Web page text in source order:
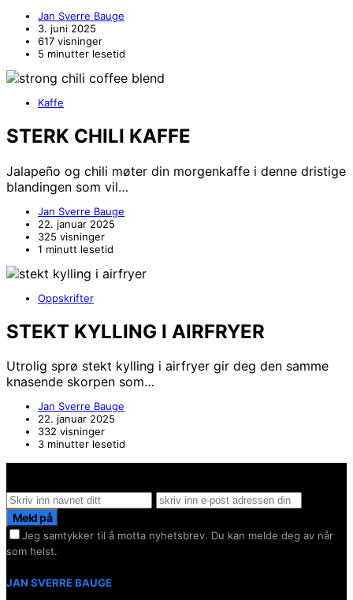
Jan Sverre Bauge
3. juni 2025
617 visninger
5 minutter lesetid
Kaffe
STERK CHILI KAFFE
Jalapeño og chili møter din morgenkaffe i denne dristige
blandingen som vil…
Jan Sverre Bauge
22. januar 2025
325 visninger
1 minutt lesetid
Oppskrifter
STEKT KYLLING I AIRFRYER
Utrolig sprø stekt kylling i airfryer gir deg den samme
knasende skorpen som…
Jan Sverre Bauge
22. januar 2025
332 visninger
3 minutter lesetid
Meld på
Jeg samtykker til å motta nyhetsbrev. Du kan melde deg av når
som helst.
JAN SVERRE BAUGE